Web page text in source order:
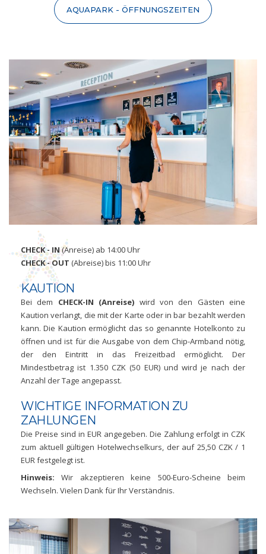
AQUAPARK - ÖFFNUNGSZEITEN
CHECK - IN(Anreise) ab 14:00 Uhr
CHECK - OUT (Abreise) bis 11:00 Uhr
KAUTION
Bei dem CHECK-IN (Anreise) wird von den Gästen eine
Kaution verlangt, die mit der Karte oder in bar bezahlt werden
kann. Die Kaution ermöglicht das so genannte Hotelkonto zu
öffnen und ist für die Ausgabe von dem Chip-Armband nötig,
der den Eintritt in das Freizeitbad ermöglicht. Der
Mindestbetrag ist 1.350 CZK (50 EUR) und wird je nach der
Anzahl der Tage angepasst.
WICHTIGE INFORMATION ZU
ZAHLUNGEN
Die Preise sind in EUR angegeben. Die Zahlung erfolgt in CZK
zum aktuell gültigen Hotelwechselkurs, der auf 25,50 CZK / 1
EUR festgelegt ist.
Hinweis: Wir akzeptieren keine 500-Euro-Scheine beim
Wechseln. Vielen Dank für Ihr Verständnis.